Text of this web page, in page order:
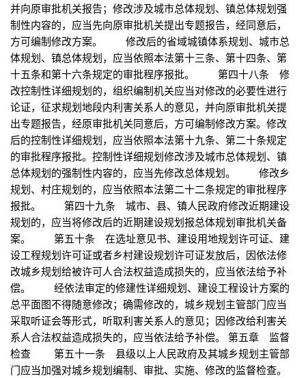
并向原审批机关报告；修改涉及城市总体规划、镇总体规划强
制性内容的，应当先向原审批机关提出专题报告，经同意后，
方可编制修改方案。 修改后的省域城镇体系规划、城市总
体规划、镇总体规划，应当依照本法第十三条、第十四条、第
十五条和第十六条规定的审批程序报批。 第四十八条 修
改控制性详细规划的，组织编制机关应当对修改的必要性进行
论证，征求规划地段内利害关系人的意见，并向原审批机关提
出专题报告，经原审批机关同意后，方可编制修改方案。修改
后的控制性详细规划，应当依照本法第十九条、第二十条规定
的审批程序报批。控制性详细规划修改涉及城市总体规划、镇
总体规划的强制性内容的，应当先修改总体规划。 修改乡
规划、村庄规划的，应当依照本法第二十二条规定的审批程序
报批。 第四十九条 城市、县、镇人民政府修改近期建设
规划的，应当将修改后的近期建设规划报总体规划审批机关备
案。 第五十条 在选址意见书、建设用地规划许可证、建
设工程规划许可证或者乡村建设规划许可证发放后，因依法修
改城乡规划给被许可人合法权益造成损失的，应当依法给予补
偿。 经依法审定的修建性详细规划、建设工程设计方案的
总平面图不得随意修改；确需修改的，城乡规划主管部门应当
采取听证会等形式，听取利害关系人的意见；因修改给利害关
系人合法权益造成损失的，应当依法给予补偿。 第五章 监督
检查 第五十一条 县级以上人民政府及其城乡规划主管部
门应当加强对城乡规划编制、审批、实施、修改的监督检查。